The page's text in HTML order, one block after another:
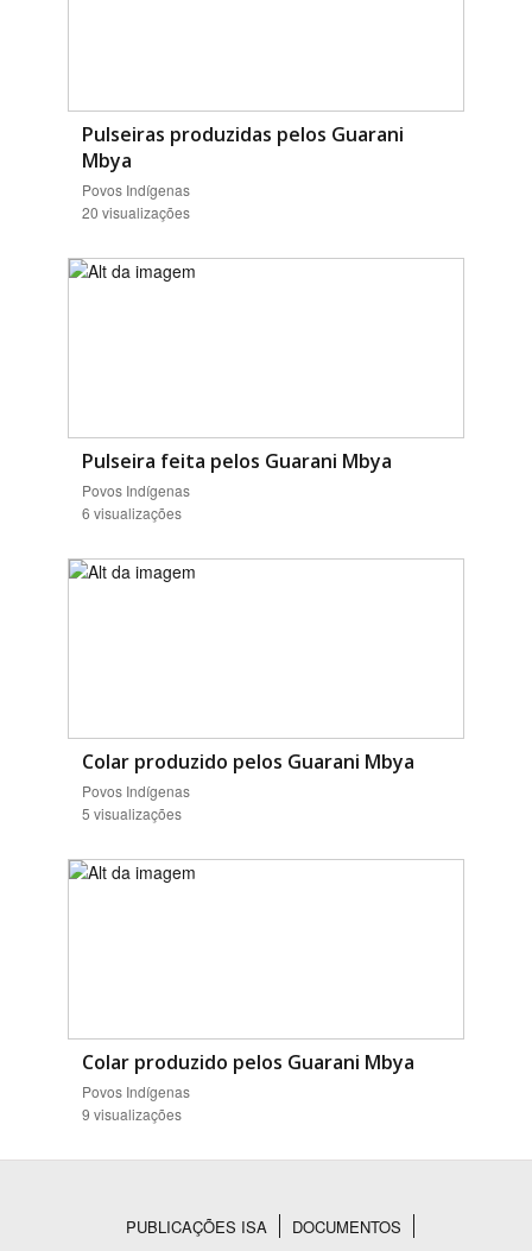
Pulseiras produzidas pelos Guarani
Mbya
Povos Indígenas
20 visualizações
Pulseira feita pelos Guarani Mbya
Povos Indígenas
6 visualizações
Colar produzido pelos Guarani Mbya
Povos Indígenas
5 visualizações
Colar produzido pelos Guarani Mbya
Povos Indígenas
9 visualizações
PUBLICAÇÕES ISA DOCUMENTOS